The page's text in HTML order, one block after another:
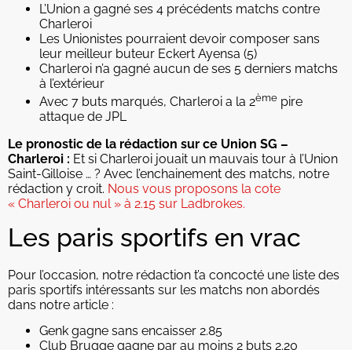
L’Union a gagné ses 4 précédents matchs contre
Charleroi
Les Unionistes pourraient devoir composer sans
leur meilleur buteur Eckert Ayensa (5)
Charleroi n’a gagné aucun de ses 5 derniers matchs
à l’extérieur
Avec 7 buts marqués, Charleroi a la 2ème pire
attaque de JPL
Le pronostic de la rédaction sur ce Union SG –
Charleroi : Et si Charleroi jouait un mauvais tour à l’Union
Saint-Gilloise … ? Avec l’enchainement des matchs, notre
rédaction y croit. Nous vous proposons la cote
« Charleroi ou nul » à 2.15 sur Ladbrokes.
Les paris sportifs en vrac
Pour l’occasion, notre rédaction t’a concocté une liste des
paris sportifs intéressants sur les matchs non abordés
dans notre article :
Genk gagne sans encaisser 2.85
Club Brugge gagne par au moins 2 buts 2.20